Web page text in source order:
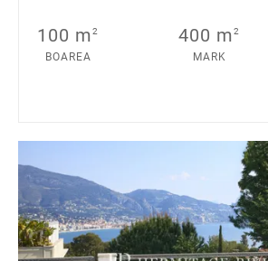
100 m2
BOAREA
400 m2
MARK